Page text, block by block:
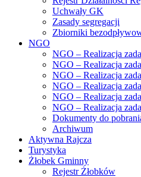
Uchwały GK
Zasady segregacji
Zbiorniki
NGO
NGO – Realizacja
NGO – Realizacja
NGO – Realizacja
NGO – Realizacja
NGO – Realizacja
NGO – Realizacja
Dokumenty do
Archiwum
Aktywna Rajcza
Turystyka
Żłobek Gminny
Rejestr Żłobków